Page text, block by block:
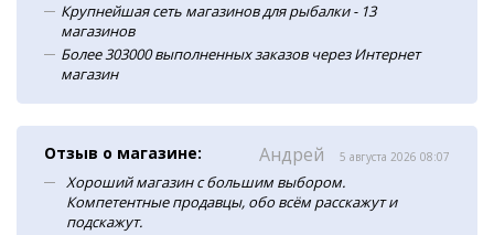
Крупнейшая сеть магазинов для рыбалки - 13
магазинов
Более 303000 выполненных заказов через Интернет
магазин
Отзыв о магазине: Андрей 5 августа 2026 08:07
Хороший магазин с большим выбором.
Компетентные продавцы, обо всём расскажут и
подскажут.